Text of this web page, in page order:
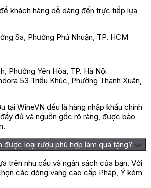
khách hàng dễ dàng đến trực tiếp lựa
Sa, Phường Phú Nhuận, TP. HCM
Phường Yên Hòa, TP. Hà Nội
53 Triều Khúc, Phường Thanh Xuân,
tại WineVN đều là hàng nhập khẩu chính
đủ và nguồn gốc rõ ràng, được bảo
được loại rượu phù hợp làm quà tặng?
trên nhu cầu và ngân sách của bạn. Với
các dòng vang cao cấp Pháp, Ý kèm